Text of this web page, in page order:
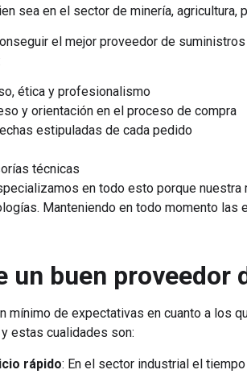
sea en el sector de minería, agricultura,
el mejor proveedor de
ética y profesionalismo
y orientación en el proceso de compra
estipuladas de cada pedido
técnicas
en todo esto porque
Manteniendo en todo momento las
un buen proveedor
mínimo de expectativas en cuanto a los
estas cualidades son:
rápido: En el sector industrial el